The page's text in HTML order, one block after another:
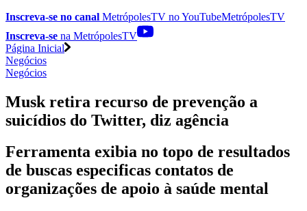
Inscreva-se no canal MetrópolesTV noYouTubeMetrópolesTV
Inscreva-se na MetrópolesTV
Página Inicial
Negócios
Negócios
Musk retira recurso de prevenção a
suicídios do Twitter, diz agência
Ferramenta exibia no topo de resultados
de buscas especificas contatos de
organizações de apoio à saúde mental